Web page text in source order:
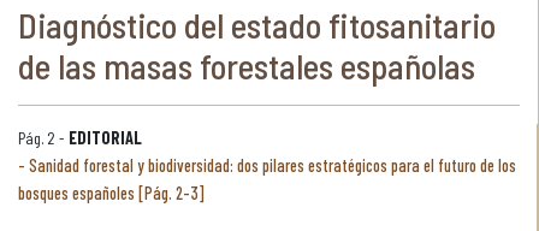
Diagnóstico del estado fitosanitario
de las masas forestales españolas
Pág. 2 - EDITORIAL
Sanidad forestal y biodiversidad: dos pilares estratégicos para el futuro de los
bosques españoles [Pág. 2-3]